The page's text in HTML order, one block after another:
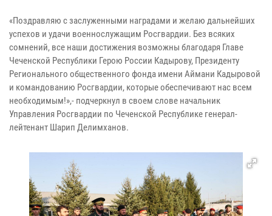
«Поздравляю с заслуженными наградами и желаю дальнейших
успехов и удачи военнослужащим Росгвардии. Без всяких
сомнений, все наши достижения возможны благодаря Главе
Чеченской Республики Герою России Кадырову, Президенту
Регионального общественного фонда имени Аймани Кадыровой
и командованию Росгвардии, которые обеспечивают нас всем
необходимым!»,- подчеркнул в своем слове начальник
Управления Росгвардии по Чеченской Республике генерал-
лейтенант Шарип Делимханов.